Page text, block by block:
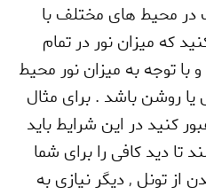
محیط های مختلف با
که میزان نور در تمام
توجه به میزان نور محیط
روشن باشد . برای مثال
کنید در این شرایط باید
تا دید کافی را برای شما
از تونل ,دیگر نیازی به